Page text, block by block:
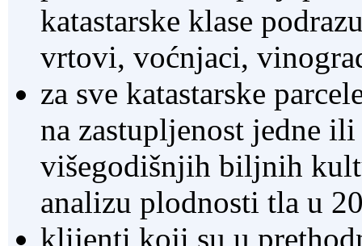
katastarske klase
vrtovi, voćnjaci,
za sve katastarske
na zastupljenost jedne
višegodišnjih biljnih
analizu plodnosti tla u
klijenti koji su u